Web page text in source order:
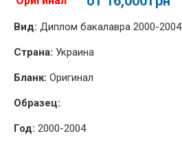
Вид: Диплом бакалавра 2000-2004
Страна: Украина
Бланк: Оригинал
Образец:
Год: 2000-2004